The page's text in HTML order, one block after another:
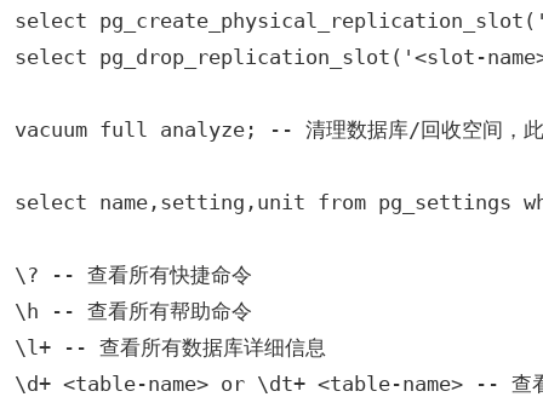
select
select pg_drop_replication_slot('<slot-
vacuum full analyze; -- 清理数据库/回收空间，此命
select name,setting,unit from pg_settings
\? -- 查看所有快捷命令
\h -- 查看所有帮助命令
\l+ -- 查看所有数据库详细信息
\d+ <table-name> or \dt+ <table-name> -- 查看